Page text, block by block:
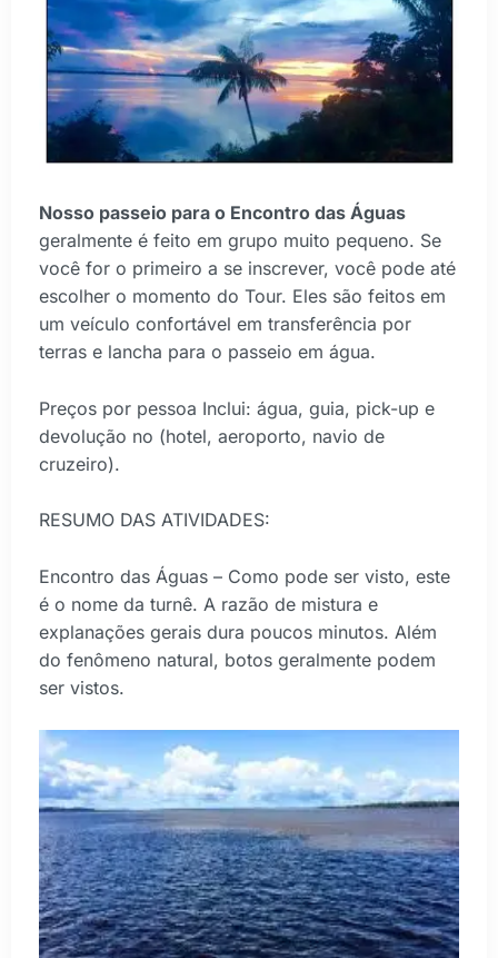
Nosso passeio para o Encontro das Águas
geralmente é feito em grupo muito pequeno. Se
você for o primeiro a se inscrever, você pode até
escolher o momento do Tour. Eles são feitos em
um veículo confortável em transferência por
terras e lancha para o passeio em água.
Preços por pessoa Inclui: água, guia, pick-up e
devolução no (hotel, aeroporto, navio de
cruzeiro).
RESUMO DAS ATIVIDADES:
Encontro das Águas – Como pode ser visto, este
é o nome da turnê. A razão de mistura e
explanações gerais dura poucos minutos. Além
do fenômeno natural, botos geralmente podem
ser vistos.